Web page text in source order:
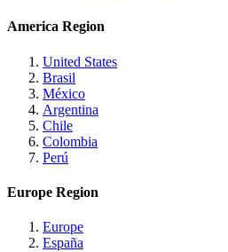
America Region
United States
Brasil
México
Argentina
Chile
Colombia
Perú
Europe Region
Europe
España